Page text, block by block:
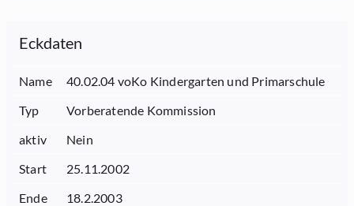
Eckdaten
Name
40.02.04 voKo Kindergarten und Primarschule
Typ
Vorberatende Kommission
aktiv
Nein
Start
25.11.2002
Ende
18.2.2003